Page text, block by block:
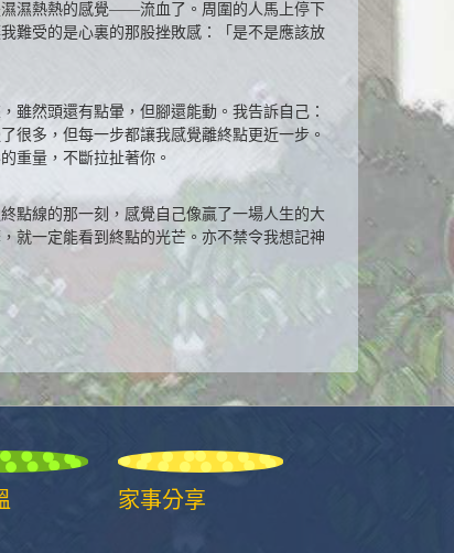
濕濕熱熱的感覺——流血了。周圍的人馬上停下
難受的是心裏的那股挫敗感：「是不是應該放
雖然頭還有點暈，但腳還能動。我告訴自己：
很多，但每一步都讓我感覺離終點更近一步。
重量，不斷拉扯著你。
點線的那一刻，感覺自己像贏了一場人生的大
就一定能看到終點的光芒。亦不禁令我想記神
家事分享